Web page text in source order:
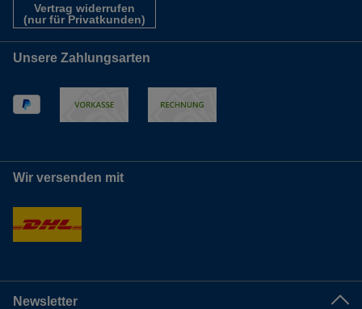
Vertrag widerrufen
(nur für Privatkunden)
Unsere Zahlungsarten
Wir versenden mit
Newsletter